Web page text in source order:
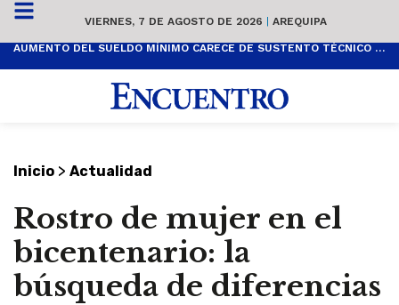
VIERNES, 7 DE AGOSTO DE 2026 | AREQUIPA
AUMENTO DEL SUELDO MÍNIMO CARECE DE SUSTENTO TÉCNICO Y ES POPULISTA
Inicio > Actualidad
Rostro de mujer en el
bicentenario: la
búsqueda de diferencias